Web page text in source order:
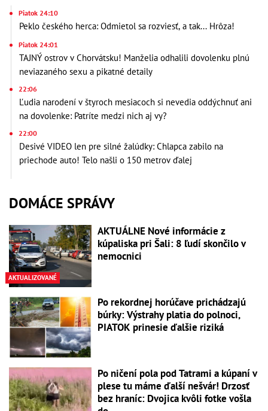
Piatok 24:10
Peklo českého herca: Odmietol sa rozviesť, a tak... Hrôza!
Piatok 24:01
TAJNÝ ostrov v Chorvátsku! Manželia odhalili dovolenku plnú
neviazaného sexu a pikatné detaily
22:06
Ľudia narodení v štyroch mesiacoch si nevedia oddýchnuť ani
na dovolenke: Patríte medzi nich aj vy?
22:00
Desivé VIDEO len pre silné žalúdky: Chlapca zabilo na
priechode auto! Telo našli o 150 metrov ďalej
DOMÁCE SPRÁVY
AKTUALIZOVANÉ
AKTUÁLNE Nové informácie z
kúpaliska pri Šali: 8 ľudí skončilo v
nemocnici
Po rekordnej horúčave prichádzajú
búrky: Výstrahy platia do polnoci,
PIATOK prinesie ďalšie riziká
Po ničení pola pod Tatrami a kúpaní v
plese tu máme ďalší nešvár! Drzosť
bez hraníc: Dvojica kvôli fotke vošla